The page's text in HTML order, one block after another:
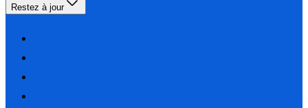
Restez à jour